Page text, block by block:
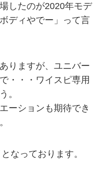
したのが2020年モデ
ディやでー」って言
りますが、ユニバー
・・・ワイスピ専用
。
ーションも期待でき
なっております。